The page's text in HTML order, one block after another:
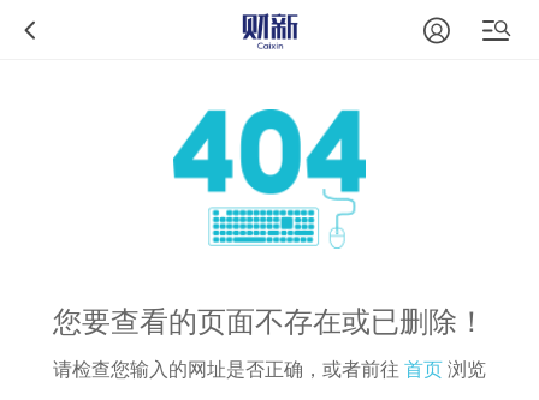
您要查看的页面不存在或已删除！
请检查您输入的网址是否正确，或者前往 首页 浏览